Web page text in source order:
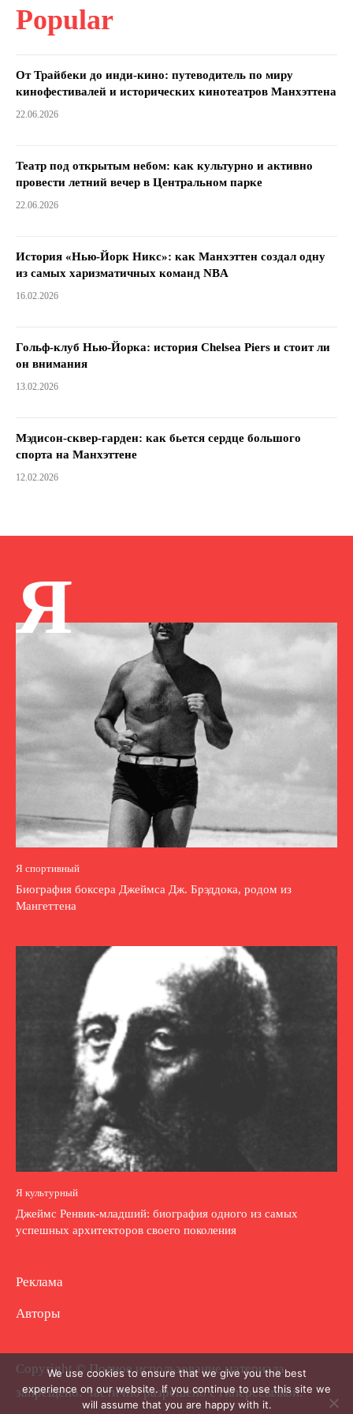
Popular
От Трайбеки до инди-кино: путеводитель по миру
кинофестивалей и исторических кинотеатров Манхэттена
22.06.2026
Театр под открытым небом: как культурно и активно
провести летний вечер в Центральном парке
22.06.2026
История «Нью-Йорк Никс»: как Манхэттен создал одну
из самых харизматичных команд NBA
16.02.2026
Гольф-клуб Нью-Йорка: история Chelsea Piers и стоит ли
он внимания
13.02.2026
Мэдисон-сквер-гарден: как бьется сердце большого
спорта на Манхэттене
12.02.2026
Я
Я спортивный
Биография боксера Джеймса Дж. Брэддока, родом из
Мангеттена
Я культурный
Джеймс Ренвик-младший: биография одного из самых
успешных архитекторов своего поколения
Реклама
Авторы
Copyright © Полное использование материала
запрещено. Частично разрешено с гиперссылкой.
We use cookies to ensure that we give you the best
experience on our website. If you continue to use this site we
will assume that you are happy with it.